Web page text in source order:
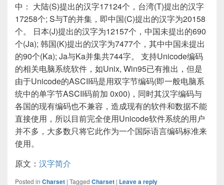
中： 大陆(S)提出的汉字17124个，台湾(T)提出的汉字
17258个; S与T的并集，即中国(C)提出的汉字为20158
个。 日本(J)提出的汉字为12157个，中国未提出的690
个(Ja); 韩国(K)提出的汉字为7477个，其中中国未提出
的90个(Ka); Ja与Ka并集共744字。 支持Unicode编码
的相关电脑系统软件，如Unix, Win95已有推出，但是
由于Unicode的ASCII码是用双字节编码(即一般电脑系
统中的单字节ASCII码前加 0x00)，同时其汉字编码与
各国的现有编码也不兼容，造成现有的软件和数据不能
直接使用，所以目前完全使用Unicode软件系统的用户
并不多，大多数只将它此作为一个国际语言编码标准来
使用。
原文： 汉字简介
Posted in Charset | Tagged Charset | Leave a reply